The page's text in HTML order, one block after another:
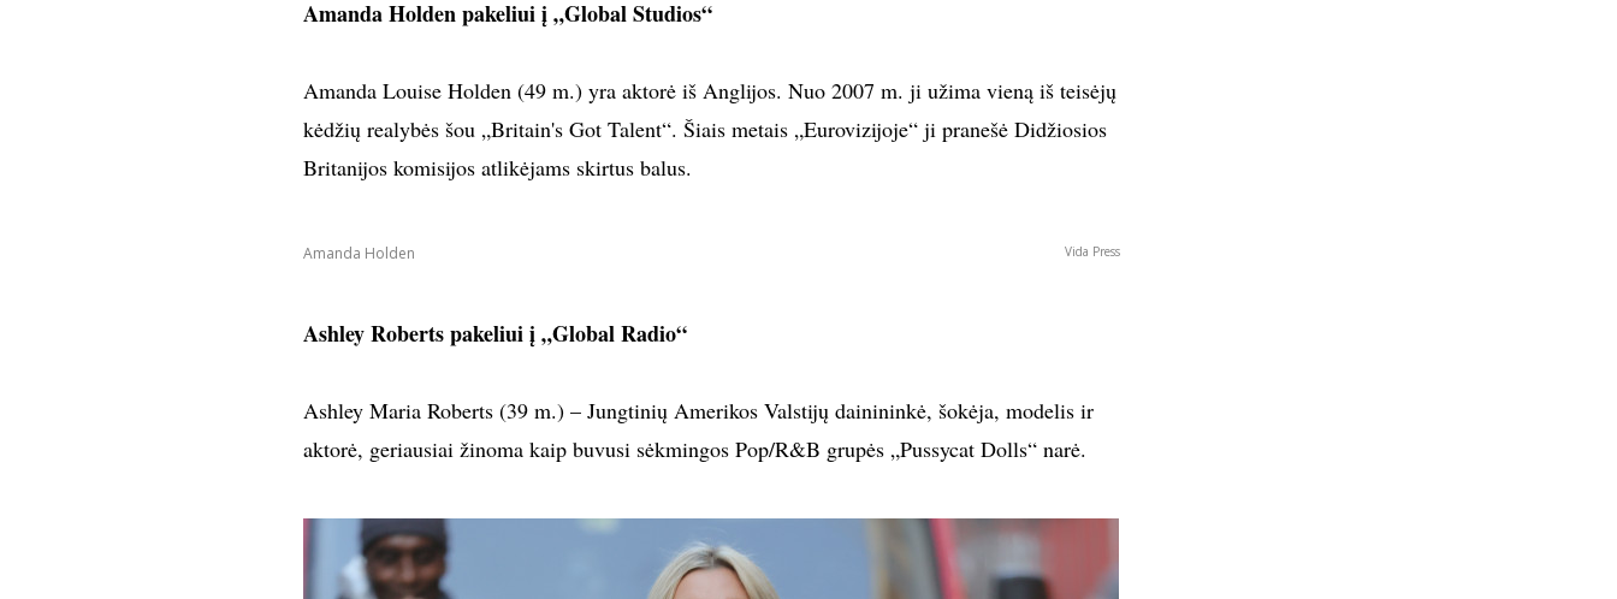
Amanda Holden pakeliui į „Global Studios“
Amanda Louise Holden (49 m.) yra aktorė iš Anglijos. Nuo 2007 m. ji užima vieną iš teisėjų
kėdžių realybės šou „Britain's Got Talent“. Šiais metais „Eurovizijoje“ ji pranešė Didžiosios
Britanijos komisijos atlikėjams skirtus balus.
Amanda Holden Vida Press
Ashley Roberts pakeliui į „Global Radio“
Ashley Maria Roberts (39 m.) – Jungtinių Amerikos Valstijų dainininkė, šokėja, modelis ir
aktorė, geriausiai žinoma kaip buvusi sėkmingos Pop/R&B grupės „Pussycat Dolls“ narė.